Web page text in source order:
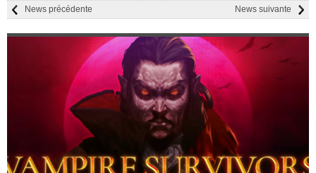
News suivante
News précédente